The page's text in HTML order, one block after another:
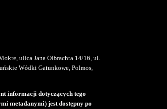
ulica Jana Olbrachta 14/16, ul.
Wódki Gatunkowe, Polmos,
informacji dotyczących tego
metadanymi) jest dostępny po